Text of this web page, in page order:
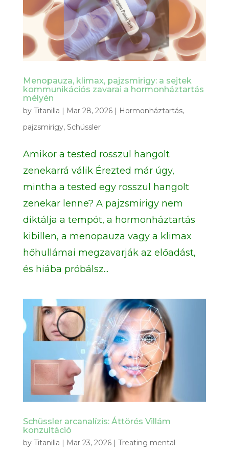
Menopauza, klimax, pajzsmirigy: a sejtek
kommunikációs zavarai a hormonháztartás
mélyén
by Titanilla | Mar 28, 2026| Hormonháztartás,
pajzsmirigy, Schüssler
Amikor a tested rosszul hangolt
zenekarrá válik Érezted már úgy,
mintha a tested egy rosszul hangolt
zenekar lenne? A pajzsmirigy nem
diktálja a tempót, a hormonháztartás
kibillen, a menopauza vagy a klimax
hőhullámai megzavarják az előadást,
és hiába próbálsz...
Schüssler arcanalízis: Áttörés Villám
konzultáció
by Titanilla | Mar 23, 2026| Treating mental